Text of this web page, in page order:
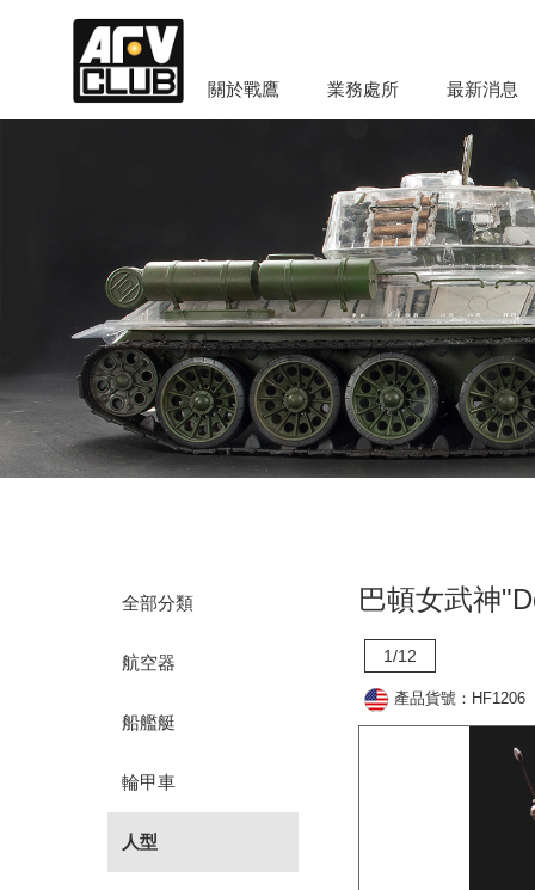
關於戰鷹 業務處所 最新消息
全部分類
航空器
船艦艇
輪甲車
人型
巴頓女武神
1/12
產品貨號：HF1206